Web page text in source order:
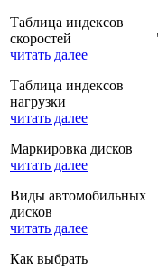
Таблица индексов
скоростей
читать далее
Таблица индексов
нагрузки
читать далее
Маркировка дисков
читать далее
Виды автомобильных
дисков
читать далее
Как выбрать